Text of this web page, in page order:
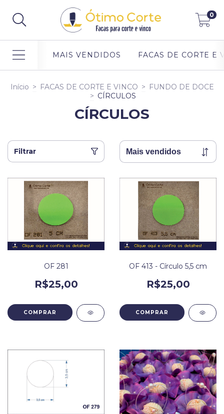
0
MAIS VENDIDOS FACAS DE CORTE E
Início > FACAS DE CORTE E VINCO > FUNDO DE DOCE
> CÍRCULOS
CÍRCULOS
Filtrar
OF 281
R$25,00
OF 413 - Círculo 5,5 cm
R$25,00